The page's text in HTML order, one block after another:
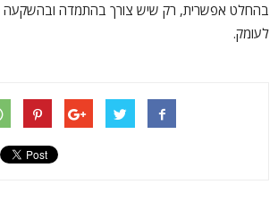
בהחלט אפשרית, רק שיש צורך בהתמדה ובהשקעה
לעומק.